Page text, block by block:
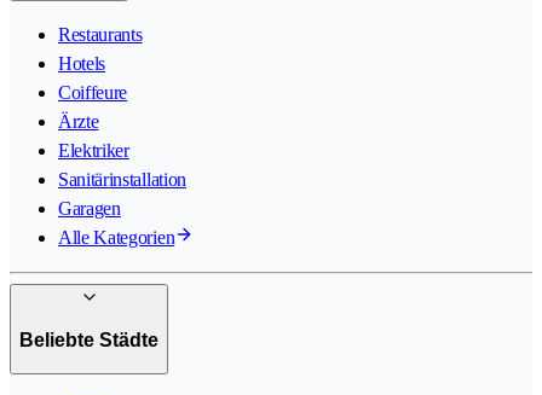
Restaurants
Hotels
Coiffeure
Ärzte
Elektriker
Sanitärinstallation
Garagen
Alle Kategorien
Beliebte Städte